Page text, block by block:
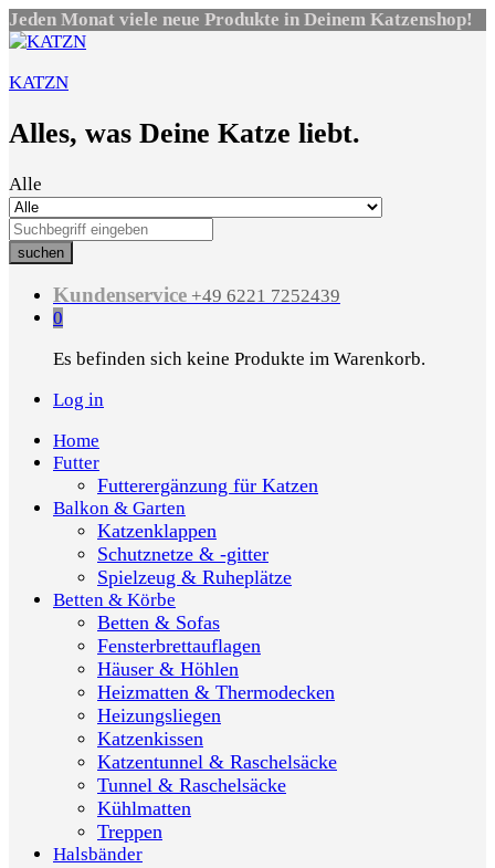
Jeden Monat viele neue Produkte in Deinem Katzenshop!
KATZN
Alles, was Deine Katze liebt.
Alle
suchen
Kundenservice +49 6221 7252439
0
Es befinden sich keine Produkte im Warenkorb.
Log in
Home
Futter
Futterergänzung für Katzen
Balkon & Garten
Katzenklappen
Schutznetze & -gitter
Spielzeug & Ruheplätze
Betten & Körbe
Betten & Sofas
Fensterbrettauflagen
Häuser & Höhlen
Heizmatten & Thermodecken
Heizungsliegen
Katzenkissen
Katzentunnel & Raschelsäcke
Tunnel & Raschelsäcke
Kühlmatten
Treppen
Halsbänder